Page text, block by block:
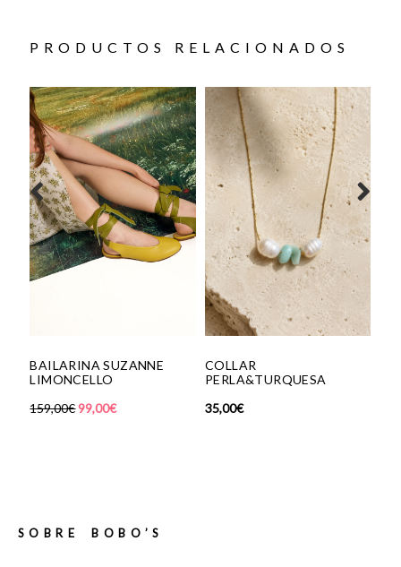
PRODUCTOS RELACIONADOS
BAILARINA SUZANNE
LIMONCELLO
159,00€99,00€
COLLAR
PERLA&TURQUESA
35,00€
SOBRE BOBO’S